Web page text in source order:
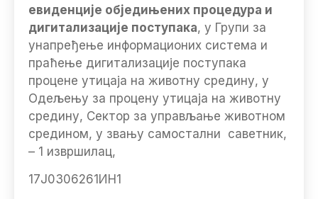
евиденције обједињених процедура и
дигитализације поступака, у Групи за
унапређење информационих система и
праћење дигитализације поступака
процене утицаја на животну средину, у
Одељењу за процену утицаја на животну
средину, Сектор за управљање животном
средином, у звању самостални саветник,
– 1 извршилац,
17Ј0306261ИН1